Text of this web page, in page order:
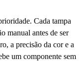
Cada tampa
manual antes de ser
a precisão da cor e a
um componente sem